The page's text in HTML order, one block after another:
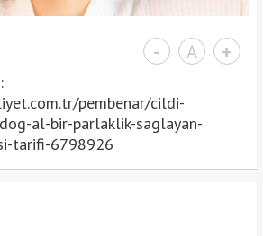
- A +
pembenar/cildi-
al-bir-parlaklik-saglayan-
tarifi-6798926